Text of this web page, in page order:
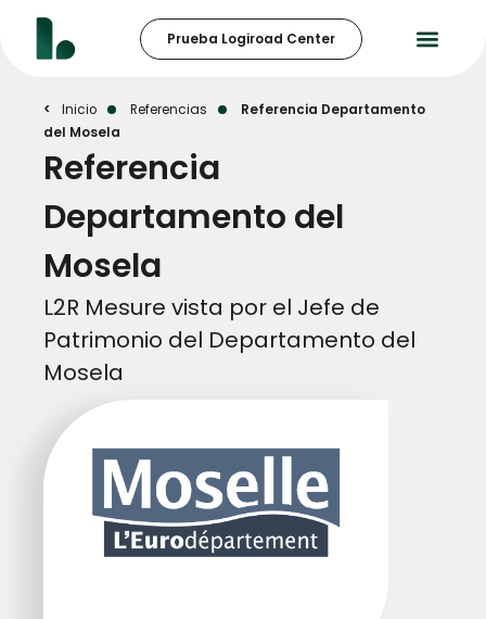
Prueba Logiroad Center
Inicio Referencias
Referencia Departamento
del Mosela
Referencia
Departamento del
Mosela
L2R Mesure vista por el Jefe de
Patrimonio del Departamento del
Mosela